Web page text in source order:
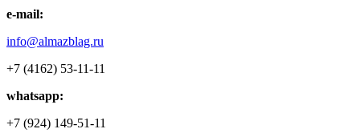
e-mail:
info@almazblag.ru
+7 (4162) 53-11-11
whatsapp:
+7 (924) 149-51-11